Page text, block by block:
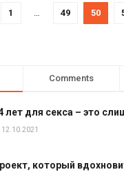
1 … 49 50
Comments
лет для секса – это
12.10.2021
который